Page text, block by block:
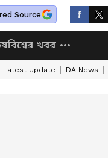
Source
বিশ্বের খবর
Latest Update DA News